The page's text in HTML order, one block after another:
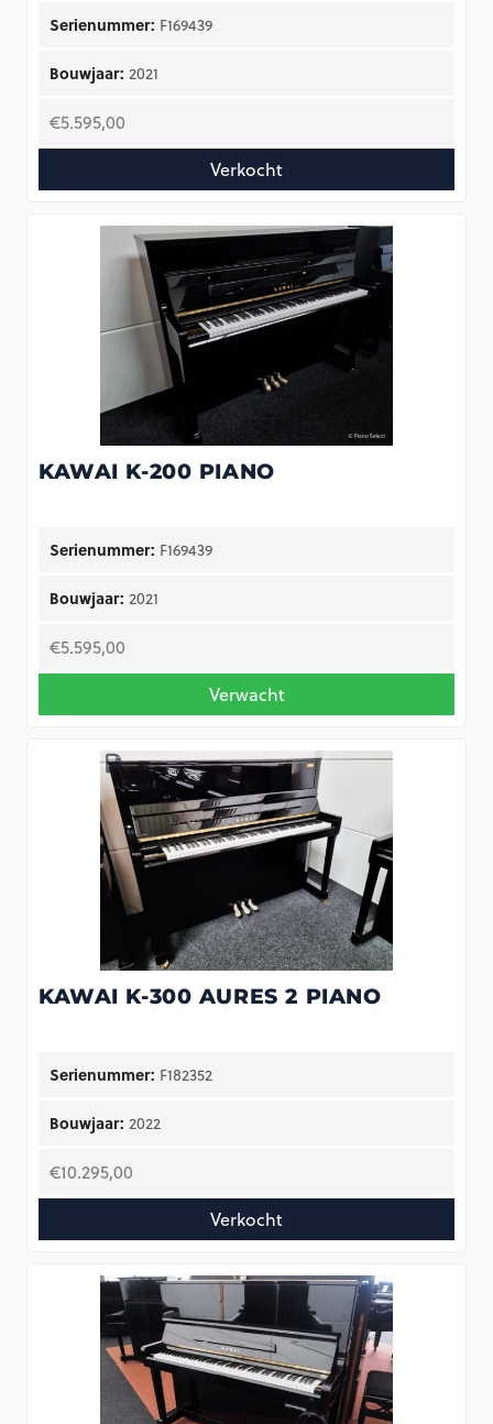
Serienummer: F169439
Bouwjaar: 2021
€5.595,00
Verkocht
KAWAI K-200 PIANO
Serienummer: F169439
Bouwjaar: 2021
€5.595,00
Verwacht
KAWAI K-300 AURES 2 PIANO
Serienummer: F182352
Bouwjaar: 2022
€10.295,00
Verkocht